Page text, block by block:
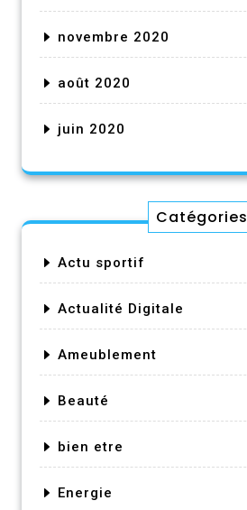
novembre 2020
août 2020
juin 2020
Catégories
Actu sportif
Actualité Digitale
Ameublement
Beauté
bien etre
Energie